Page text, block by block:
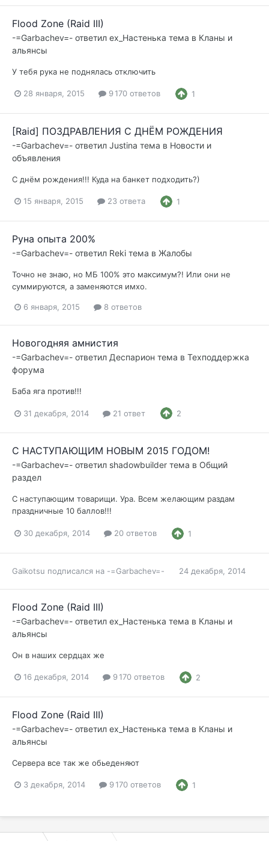
Flood Zone (Raid III)
-=Garbachev=- ответил ex_Настенька тема в Кланы и
альянсы
У тебя рука не поднялась отключить
28 января, 2015 9 170 ответов 1
[Raid] ПОЗДРАВЛЕНИЯ С ДНЁМ РОЖДЕНИЯ
-=Garbachev=- ответил Justina тема в Новости и
объявления
С днём рождения!!! Куда на банкет подходить?)
15 января, 2015 23 ответа 1
Руна опыта 200%
-=Garbachev=- ответил Reki тема в Жалобы
Точно не знаю, но МБ 100% это максимум?! Или они не
суммируются, а заменяются имхо.
6 января, 2015 8 ответов
Новогодняя амнистия
-=Garbachev=- ответил Деспарион тема в Техподдержка
форума
Баба яга против!!!
31 декабря, 2014 21 ответ 2
С НАСТУПАЮЩИМ НОВЫМ 2015 ГОДОМ!
-=Garbachev=- ответил shadowbuilder тема в Общий
раздел
С наступающим товарищи. Ура. Всем желающим раздам
праздничные 10 баллов!!!
30 декабря, 2014 20 ответов 1
Gaikotsu подписался на -=Garbachev=- 24 декабря, 2014
Flood Zone (Raid III)
-=Garbachev=- ответил ex_Настенька тема в Кланы и
альянсы
Он в наших сердцах же
16 декабря, 2014 9 170 ответов 2
Flood Zone (Raid III)
-=Garbachev=- ответил ex_Настенька тема в Кланы и
альянсы
Сервера все так же обьеденяют
3 декабря, 2014 9 170 ответов 1